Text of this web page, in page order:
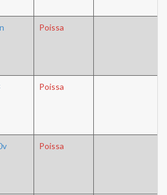
Poissa
Poissa
Poissa